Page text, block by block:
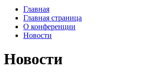
Главная
Главная страница
О конференции
Новости
Новости